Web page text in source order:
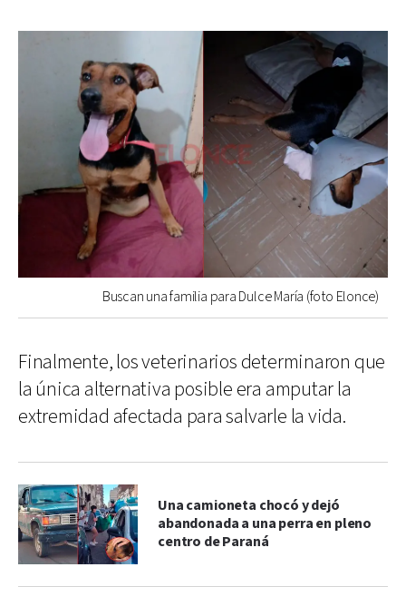
Buscan una familia para Dulce María (foto Elonce)
Finalmente, los veterinarios determinaron que
la única alternativa posible era amputar la
extremidad afectada para salvarle la vida.
Una camioneta chocó y dejó
abandonada a una perra en pleno
centro de Paraná